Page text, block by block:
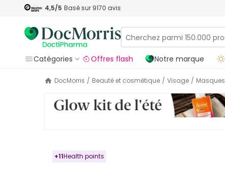
4,5/5 Basé sur 9170 avis
Catégories
Offres flash Notre marque
DocMorris / Beauté et cosmétique / Visage / Masques
+11Health points